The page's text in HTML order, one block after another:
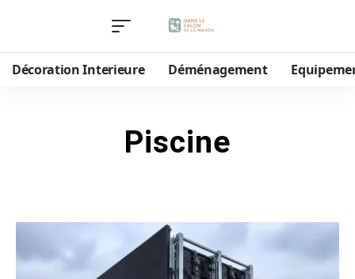
Décoration Interieure Déménagement
Piscine